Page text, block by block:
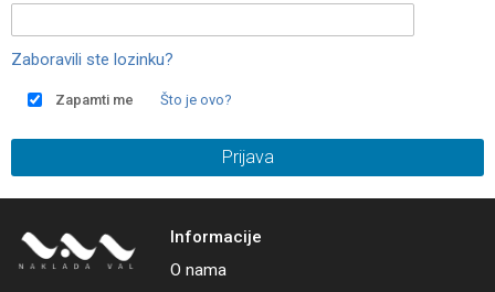
Zaboravili ste lozinku?
Zapamti me Što je ovo?
Prijava
Informacije
O nama